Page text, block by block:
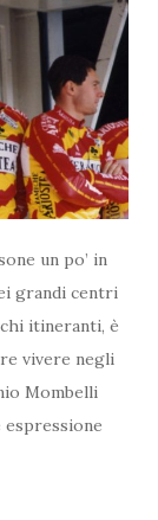
un po’ in
grandi centri
itineranti, è
vivere negli
Mombelli
espressione